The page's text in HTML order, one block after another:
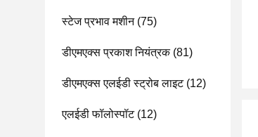
स्टेज प्रभाव मशीन(75)
डीएमएक्स प्रकाश नियंत्रक(81)
डीएमएक्स एलईडी स्ट्रोब लाइट(12)
एलईडी फॉलोस्पॉट(12)